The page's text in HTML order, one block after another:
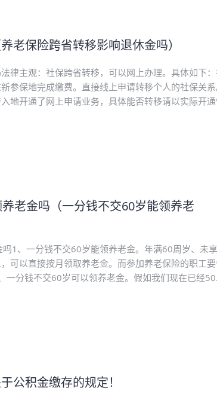
老保险跨省转移影响退休金吗）
律主观：社保跨省转移，可以网上办理。具体如下
参保地完成缴费。直接线上申请转移个人的社保关
地开通了网上申请业务，具体能否转移请以实际开
老金吗（一分钱不交60岁能领养老
1、一分钱不交60岁能领养老金。年满60周岁、未
可以直接按月领取养老金。而参加养老保险的职工
一分钱不交60岁可以领养老金。假如我们现在已经
公积金缴存的规定！